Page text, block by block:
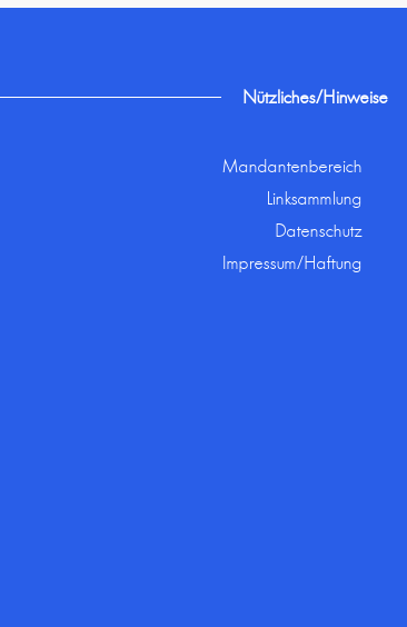
Nützliches/Hinweise
Mandantenbereich
Linksammlung
Datenschutz
Impressum/Haftung